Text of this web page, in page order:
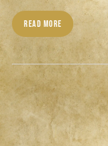
READ MORE